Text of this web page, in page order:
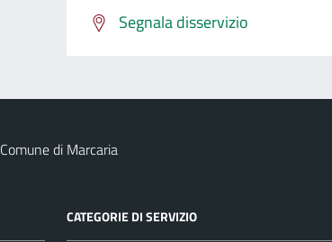
Segnala disservizio
Comune di Marcaria
CATEGORIE DI SERVIZIO